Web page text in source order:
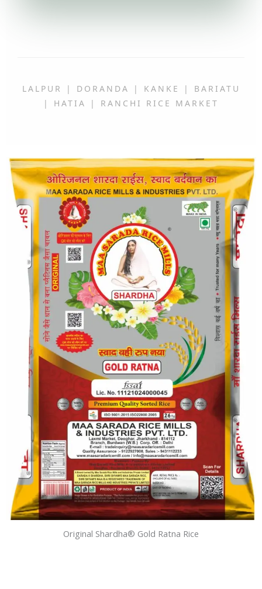
LALPUR | DORANDA | KANKE | BARIATU
| HATIA | RANCHI RICE MARKET
Original Shardha®️ Gold Ratna Rice